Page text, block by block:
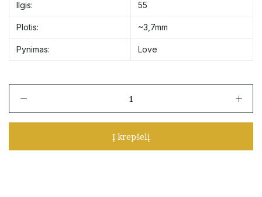
Ilgis: 55
Plotis: ~3,7mm
Pynimas: Love
Auksinė
aukso
Į krepšelį